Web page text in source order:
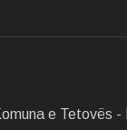
e Tetovës